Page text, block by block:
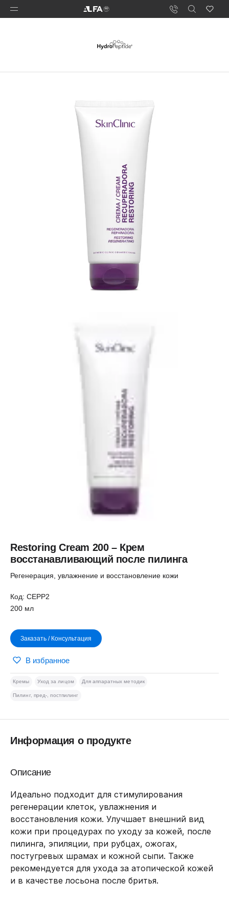
Restoring Cream 200 – Крем
восстанавливающий после пилинга
Регенерация, увлажнение и восстановление кожи
Код: CEPP2
200 мл
Заказать / Консультация
В избранное
Кремы Уход за лицом Для аппаратных методик
Пилинг, пред-, постпилинг
Информация о продукте
Описание
Идеально подходит для стимулирования
регенерации клеток, увлажнения и
восстановления кожи. Улучшает внешний вид
кожи при процедурах по уходу за кожей, после
пилинга, эпиляции, при рубцах, ожогах,
постугревых шрамах и кожной сыпи. Также
рекомендуется для ухода за атопической кожей
и в качестве лосьона после бритья.